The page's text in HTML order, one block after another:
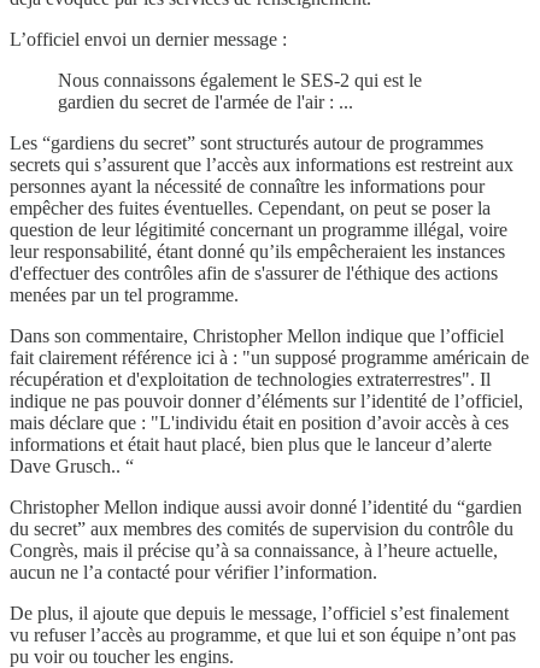
L’officiel envoi un dernier message :
Nous connaissons également le SES-2 qui est le
gardien du secret de l'armée de l'air : ...
Les “gardiens du secret” sont structurés autour de programmes
secrets qui s’assurent que l’accès aux informations est restreint aux
personnes ayant la nécessité de connaître les informations pour
empêcher des fuites éventuelles. Cependant, on peut se poser la
question de leur légitimité concernant un programme illégal, voire
leur responsabilité, étant donné qu’ils empêcheraient les instances
d'effectuer des contrôles afin de s'assurer de l'éthique des actions
menées par un tel programme.
Dans son commentaire, Christopher Mellon indique que l’officiel
fait clairement référence ici à : "un supposé programme américain de
récupération et d'exploitation de technologies extraterrestres". Il
indique ne pas pouvoir donner d’éléments sur l’identité de l’officiel,
mais déclare que : "L'individu était en position d’avoir accès à ces
informations et était haut placé, bien plus que le lanceur d’alerte
Dave Grusch.. “
Christopher Mellon indique aussi avoir donné l’identité du “gardien
du secret” aux membres des comités de supervision du contrôle du
Congrès, mais il précise qu’à sa connaissance, à l’heure actuelle,
aucun ne l’a contacté pour vérifier l’information.
De plus, il ajoute que depuis le message, l’officiel s’est finalement
vu refuser l’accès au programme, et que lui et son équipe n’ont pas
pu voir ou toucher les engins.